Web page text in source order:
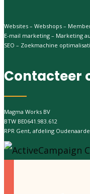
Websites – Webshops –
E-mail marketing – Marketing
SEO – Zoekmachine
Contacteer
Magma Works BV
BTW BE0641.983.612
RPR Gent, afdeling Oudenaarde